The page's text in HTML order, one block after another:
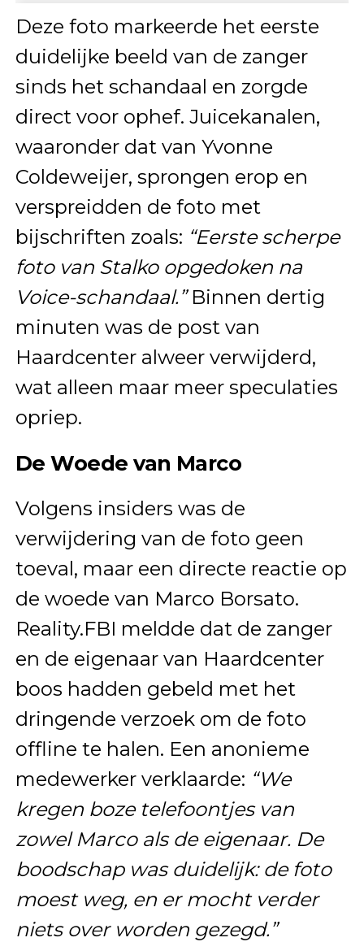
Deze foto markeerde het eerste
duidelijke beeld van de zanger
sinds het schandaal en zorgde
direct voor ophef. Juicekanalen,
waaronder dat van Yvonne
Coldeweijer, sprongen erop en
verspreidden de foto met
bijschriften zoals: “Eerste scherpe
foto van Stalko opgedoken na
Voice-schandaal.”Binnen dertig
minuten was de post van
Haardcenter alweer verwijderd,
wat alleen maar meer speculaties
opriep.
De Woede van Marco
Volgens insiders was de
verwijdering van de foto geen
toeval, maar een directe reactie op
de woede van Marco Borsato.
Reality.FBI meldde dat de zanger
en de eigenaar van Haardcenter
boos hadden gebeld met het
dringende verzoek om de foto
offline te halen. Een anonieme
medewerker verklaarde: “We
kregen boze telefoontjes van
zowel Marco als de eigenaar. De
boodschap was duidelijk: de foto
moest weg, en er mocht verder
niets over worden gezegd.”